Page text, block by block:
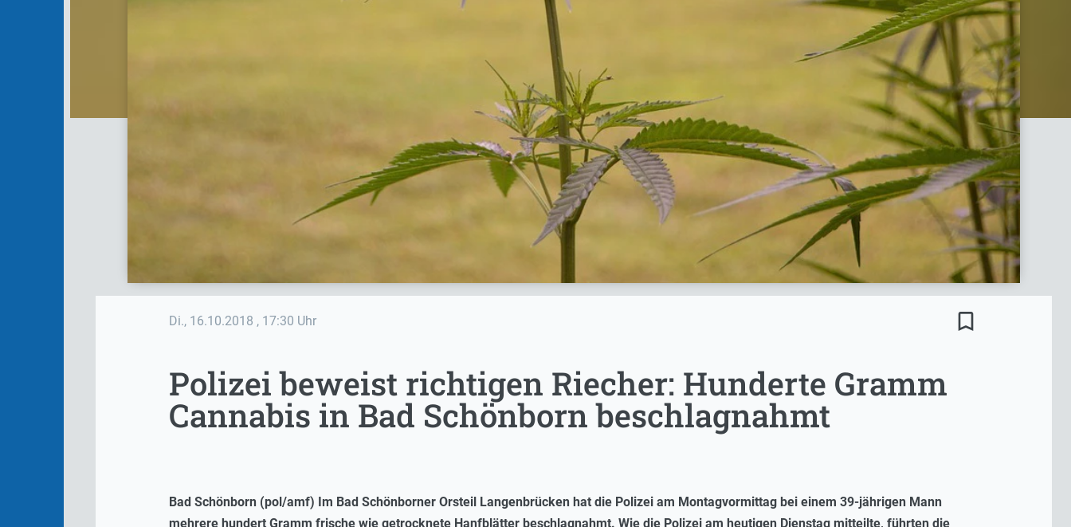
Di., 16.10.2018 , 17:30 Uhr bookmark_border
Polizei beweist richtigen Riecher: Hunderte Gramm
Cannabis in Bad Schönborn beschlagnahmt
Bad Schönborn (pol/amf) Im Bad Schönborner Orsteil Langenbrücken hat die Polizei am Montagvormittag bei einem 39-jährigen Mann
mehrere hundert Gramm frische wie getrocknete Hanfblätter beschlagnahmt. Wie die Polizei am heutigen Dienstag mitteilte, führten die